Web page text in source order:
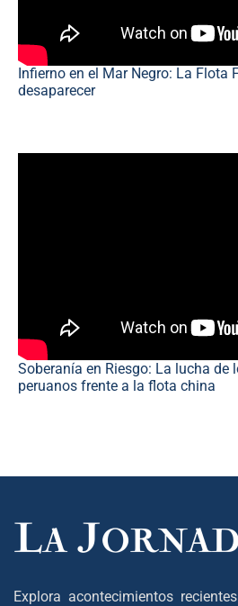
Infierno en el Mar Negro: La Flota
desaparecer
Soberanía en Riesgo: La lucha de
peruanos frente a la flota china
Explora acontecimientos